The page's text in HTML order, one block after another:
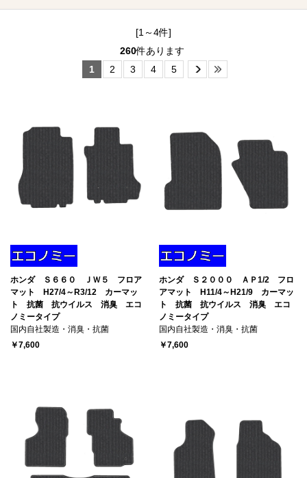
[1～4件]
260件あります
1
2 3 4 5
ホンダ Ｓ６６０ ＪＷ５ フロア
マット H27/4～R3/12 カーマッ
ト 抗菌 抗ウイルス 消臭 エコ
ノミータイプ
国内自社製造・消臭・抗菌
￥7,600
ホンダ Ｓ２０００ ＡＰ1/2 フロ
アマット H11/4～H21/9 カーマッ
ト 抗菌 抗ウイルス 消臭 エコ
ノミータイプ
国内自社製造・消臭・抗菌
￥7,600